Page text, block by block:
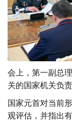
会上，第一副总
关的国家机关负
国家元首对当前
观评估，并指出